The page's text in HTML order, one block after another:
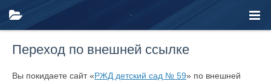
Переход по внешней ссылке
Вы покидаете сайт «РЖД детский сад № 59» по внешней